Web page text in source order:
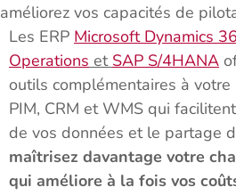
améliorez vos capacités de
Les ERP Microsoft Dynamics
Operations et SAP S/4HANA
outils complémentaires à votre
PIM, CRM et WMS qui
de vos données et le partage
maîtrisez davantage votre
qui améliore à la fois vos